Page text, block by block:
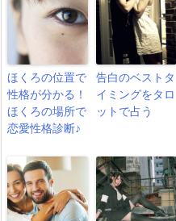
ほくろの位置で
性格が分かる！
ほくろの場所で
恋愛性格診断♪
告白のベストタ
イミングをタロ
ットで占う